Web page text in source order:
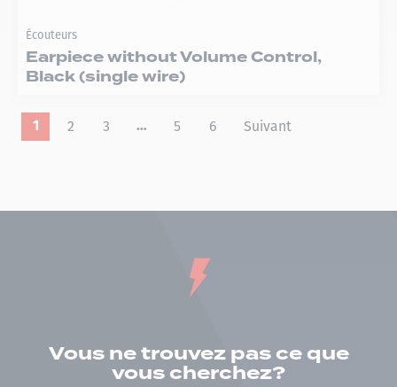
Écouteurs
Earpiece without Volume Control,
Black (single wire)
1 2 3 … 5 6 Suivant
Vous ne trouvez pas ce que
vous cherchez?